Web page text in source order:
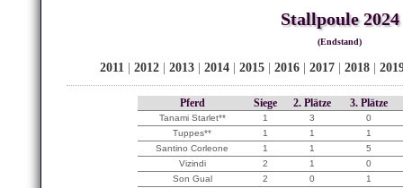
Stallpoule 2024
(Endstand)
2011| 2012| 2013| 2014| 2015| 2016| 2017| 2018|
Pferd Siege 2. Plätze 3. Plätze
Tanami Starlet** 1 3
0
Tuppes**
1 1
1
Santino Corleone
1 1
5
Vizindi
2 1
0
Son Gual
2 0
1